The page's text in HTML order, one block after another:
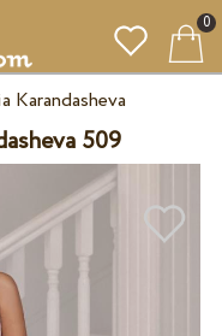
0
Karandasheva
509